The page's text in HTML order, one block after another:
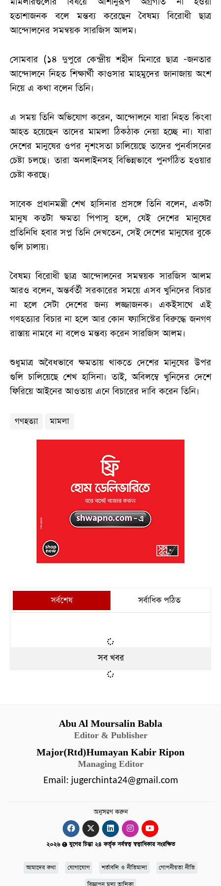
হতাশাজনক বলে মন্তব্য করেছেন বৈষম্য বিরোধী ছাত্র
আন্দোলনের সমন্বয়ক সারজিস আলম।
সোমবার (১৪ দুপুরে কেন্দ্রীয় শহীদ মিনারে ছাত্র -জনতার
আন্দোলনে নিহত শিক্ষার্থী কাওসার মাহমুদের জানাজায় অংশ
নিয়ে এ কথা বলেন তিনি।
এ সময় তিনি অভিযোগ করেন, আন্দোলনে যারা নিহত কিংবা
আহত হয়েছেন তাদের মামলা ঠিকঠাক নেয়া হচ্ছে না। যারা
দেশের মানুষের ওপর নৃশংসতা চালিয়েছে তাদের পুনর্বাসনের
চেষ্টা চলছে। তারা অনলাইনসহ বিভিন্নভাবে পুনর্গঠিত হওয়ার
চেষ্টা করছে।
সাবেক প্রধানমন্ত্রী শেখ হাসিনার প্রসঙ্গে তিনি বলেন, একটা
মানুষ কতটা ক্ষমতা পিপাসু হলে, যেই দেশের মানুষের
প্রতিনিধি হবার সপ্ন তিনি দেখতেন, সেই দেশের মানুষের বুকে
গুলি চালায়।
বৈষম্য বিরোধী ছাত্র আন্দোলনের সমন্বয়ক সারজিস আলম
আরও বলেন, অন্তর্বর্তী সরকারের সময়ে এসব খুনিদের বিচার
না হলে সেটা দেশের জন্য লজ্জাজনক। একইসাথে এই
গণহত্যার বিচার না হলে আর কোন ফ্যাসিস্টের বিরুদ্ধে জনগণ
রাস্তায় নামবে না বলেও মন্তব্য করেন সারজিস আলম।
শুধুমাত্র অবৈধভাবে ক্ষমতায় থাকতে দেশের মানুষের উপর
গুলি চালিয়েছে শেখ হাসিনা। তাই, অবিলম্বে খুনিদের দেশে
ফিরিয়ে আইনের আওতায় এনে বিচারের দাবি করেন তিনি।
গণহত্যা মামলা
সর্বশেষ সর্বাধিক পঠিত
সব খবর
Abu Al Moursalin Babla
Editor & Publisher
Major(Rtd)Humayan Kabir Ripon
Managing Editor
Email: jugerchinta24@gmail.com
অনুসরণ করুন
২০২৬ যুগের চিন্তা ২৪ কর্তৃক সর্বস্বত্ব স্বত্বাধিকার সংরক্ষিত
আমাদের কথা যোগাযোগ শর্তাবলি ও নীতিমালা গোপনীয়তা নীতি